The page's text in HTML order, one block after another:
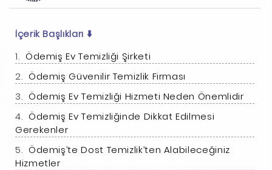
İçerik Başlıkları ⬇️
Ödemiş Ev Temizliği Şirketi
Ödemiş Güvenilir Temizlik Firması
Ödemiş Ev Temizliği Hizmeti Neden Önemlidir
Ödemiş Ev Temizliğinde Dikkat Edilmesi
Gerekenler
Ödemiş’te Dost Temizlik’ten Alabileceğiniz
Hizmetler